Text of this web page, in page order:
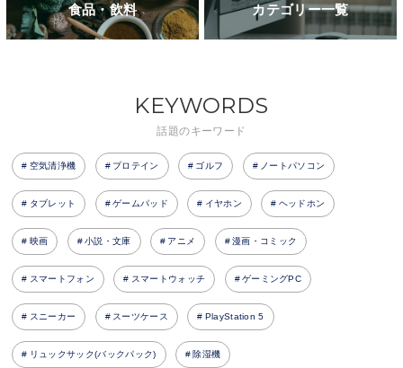
食品・飲料 カテゴリー一覧
KEYWORDS
話題のキーワード
空気清浄機 プロテイン ゴルフ ノートパソコン
タブレット ゲームパッド イヤホン ヘッドホン
映画 小説・文庫 アニメ 漫画・コミック
スマートフォン スマートウォッチ ゲーミングPC
スニーカー スーツケース PlayStation 5
リュックサック(バックパック) 除湿機